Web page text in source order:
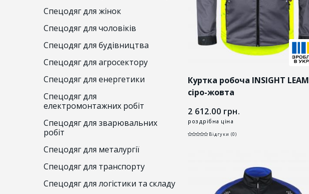
Спецодяг для жінок
Спецодяг для чоловіків
Спецодяг для будівництва
Спецодяг для агросектору
Спецодяг для енергетики
Спецодяг для
електромонтажних робіт
Спецодяг для зварювальних
робіт
Спецодяг для металургії
Спецодяг для транспорту
Спецодяг для логістики та складу
Куртка робоча INSIGHT LEAM
сіро-жовта
2 612.00 грн.
роздрібна ціна
Відгуки (0)